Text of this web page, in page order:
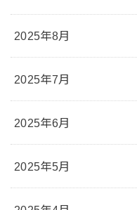
2025年8月
2025年7月
2025年6月
2025年5月